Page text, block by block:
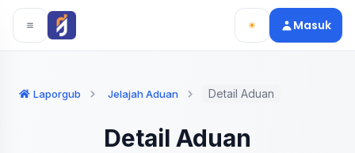
Langsung ke konten utama
Langsung ke navigasi
Masuk
Laporgub Jelajah Aduan Detail Aduan
Detail Aduan